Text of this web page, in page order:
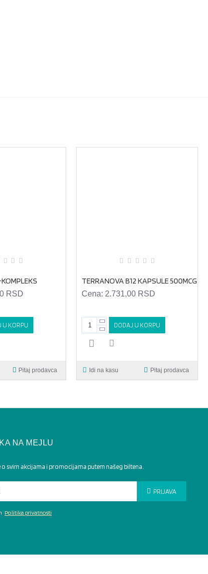
RSD
U KORPU
Pitaj prodavca
TERRANOVA B12 KAPSULE 500MCG
Cena: 2.731,00 RSD
DODAJ U KORPU
Idi na kasu Pitaj prodavca
NA MEJLU
svim akcijama i promocijama putem našeg biltena.
PRIJAVA
Politika privatnosti